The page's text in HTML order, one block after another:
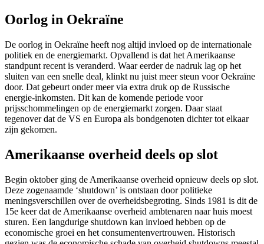
/".
This
activates
the
screen
reader
to
help
you
navigate
and
with
content.
Oorlog in Oekraïne
De oorlog in Oekraïne heeft nog altijd invloed op de internationale
politiek en de energiemarkt. Opvallend is dat het Amerikaanse
standpunt recent is veranderd. Waar eerder de nadruk lag op het
sluiten van een snelle deal, klinkt nu juist meer steun voor Oekraïne
door. Dat gebeurt onder meer via extra druk op de Russische
energie-inkomsten. Dit kan de komende periode voor
prijsschommelingen op de energiemarkt zorgen. Daar staat
tegenover dat de VS en Europa als bondgenoten dichter tot elkaar
zijn gekomen.
Amerikaanse overheid deels op slot
Begin oktober ging de Amerikaanse overheid opnieuw deels op slot.
Deze zogenaamde ‘shutdown’ is ontstaan door politieke
meningsverschillen over de overheidsbegroting. Sinds 1981 is dit de
15e keer dat de Amerikaanse overheid ambtenaren naar huis moest
sturen. Een langdurige shutdown kan invloed hebben op de
economische groei en het consumentenvertrouwen. Historisch